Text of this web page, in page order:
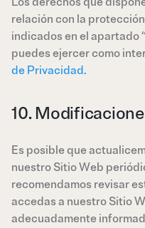
relación con la
indicados en el apartado
puedes ejercer como
de Privacidad.
10.
Es posible que
nuestro Sitio Web
recomendamos revisar
accedas a nuestro Sitio
adecuadamente